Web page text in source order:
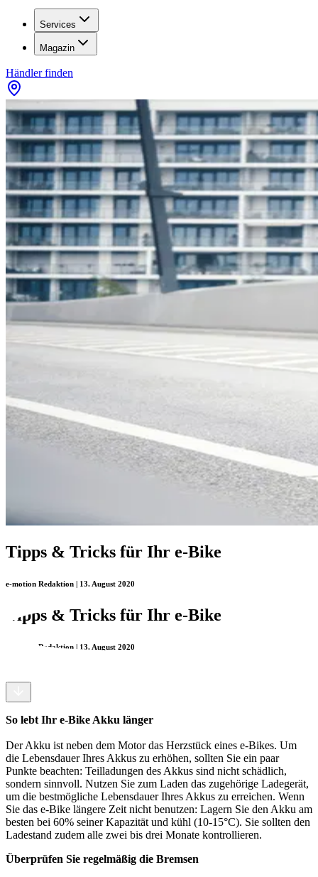
Services
Magazin
Händler finden
Tipps & Tricks für Ihr e-Bike
e-motion Redaktion | 13. August 2020
Tipps & Tricks für Ihr e-Bike
e-motion Redaktion | 13. August 2020
So lebt Ihr e-Bike Akku länger
Der Akku ist neben dem Motor das Herzstück eines e-Bikes. Um
die Lebensdauer Ihres Akkus zu erhöhen, sollten Sie ein paar
Punkte beachten: Teilladungen des Akkus sind nicht schädlich,
sondern sinnvoll. Nutzen Sie zum Laden das zugehörige Ladegerät,
um die bestmögliche Lebensdauer Ihres Akkus zu erreichen. Wenn
Sie das e-Bike längere Zeit nicht benutzen: Lagern Sie den Akku am
besten bei 60% seiner Kapazität und kühl (10-15°C). Sie sollten den
Ladestand zudem alle zwei bis drei Monate kontrollieren.
Überprüfen Sie regelmäßig die Bremsen